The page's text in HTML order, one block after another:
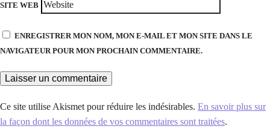
SITE WEB
ENREGISTRER MON NOM, MON E-MAIL ET MON SITE DANS LE
NAVIGATEUR POUR MON PROCHAIN COMMENTAIRE.
Ce site utilise Akismet pour réduire les indésirables. En savoir plus sur
la façon dont les données de vos commentaires sont traitées.